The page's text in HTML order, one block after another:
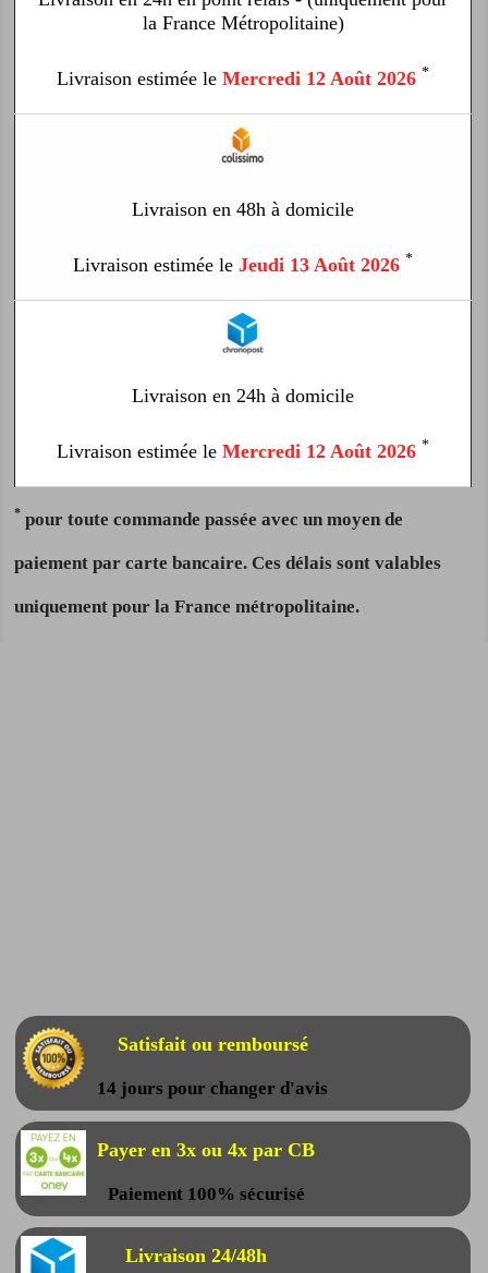
la France Métropolitaine)
Livraison estimée le Mercredi 12 Août 2026 *
Livraison en 48h à domicile
Livraison estimée le Jeudi 13 Août 2026 *
Livraison en 24h à domicile
Livraison estimée le Mercredi 12 Août 2026 *
* pour toute commande passée avec un moyen de
paiement par carte bancaire. Ces délais sont valables
uniquement pour la France métropolitaine.
Satisfait ou remboursé
14 jours pour changer d'avis
Payer en 3x ou 4x par CB
Paiement 100% sécurisé
Livraison 24/48h